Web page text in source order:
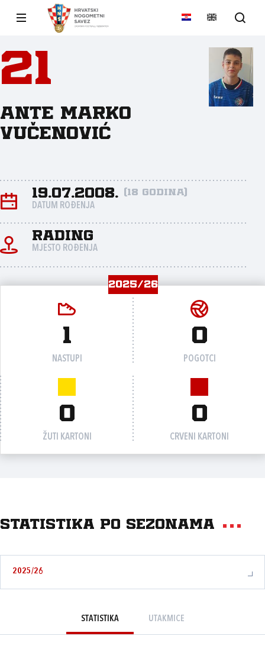
21
Ante Marko
Vučenović
19.07.2008. (18 godina)
DATUM ROĐENJA
Rading
MJESTO ROĐENJA
2025/26
1
NASTUPI
0
POGOTCI
0
ŽUTI KARTONI
0
CRVENI KARTONI
Statistika po sezonama
2025/26
STATISTIKA UTAKMICE